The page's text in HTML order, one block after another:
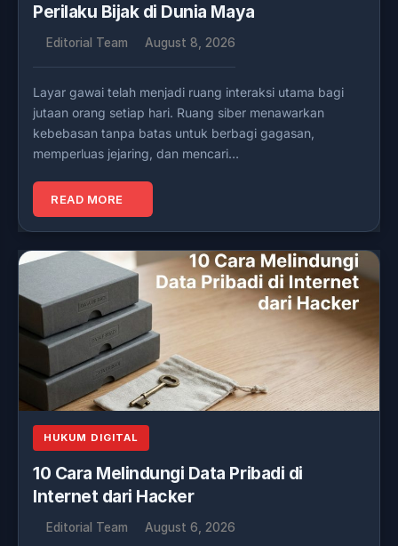
Perilaku Bijak di Dunia Maya
Editorial Team August 8, 2026
Layar gawai telah menjadi ruang interaksi utama bagi
jutaan orang setiap hari. Ruang siber menawarkan
kebebasan tanpa batas untuk berbagi gagasan,
memperluas jejaring, dan mencari…
READ MORE
HUKUM DIGITAL
10 Cara Melindungi Data Pribadi di
Internet dari Hacker
Editorial Team August 6, 2026